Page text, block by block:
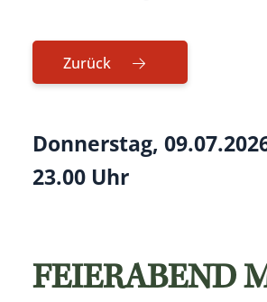
Zurück
Donnerstag,
23.00 Uhr
FEIERABEND